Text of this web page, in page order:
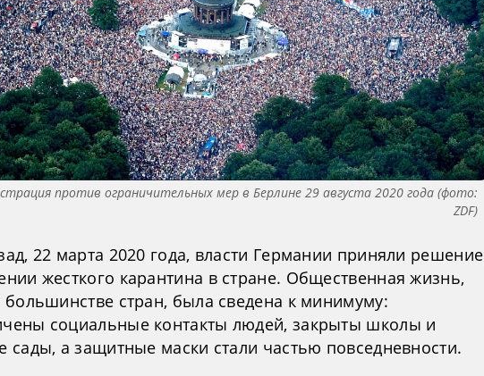
против ограничительных мер в Берлине 29 августа 2020 года (фото:
ZDF)
22 марта 2020 года, власти Германии приняли решение
жесткого карантина в стране. Общественная жизнь,
большинстве стран, была сведена к минимуму:
социальные контакты людей, закрыты школы и
сады, а защитные маски стали частью повседневности.